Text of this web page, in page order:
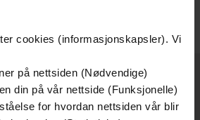
cookies (informasjonskapsler). Vi
på nettsiden (Nødvendige)
din på vår nettside (Funksjonelle)
for hvordan nettsiden vår blir
ikke finne det du søkte etter.